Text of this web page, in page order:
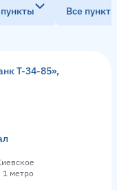
Все
Т-34-85»,
1 метро